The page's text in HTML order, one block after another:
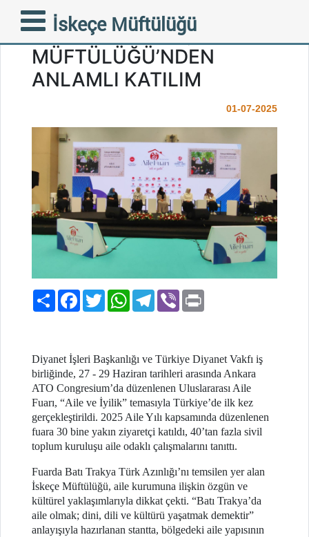
İskeçe Müftülüğü
ULUSLARARASI AİLE
FUARI’NDA İSKEÇE
MÜFTÜLÜĞÜ’NDEN
ANLAMLI KATILIM
01-07-2025
PaylaşFacebook
TwitterWhatsAppTelegram
Viber
Diyanet İşleri Başkanlığı ve Türkiye Diyanet Vakfı iş
birliğinde, 27 - 29 Haziran tarihleri arasında Ankara
ATO Congresium’da düzenlenen Uluslararası Aile
Fuarı, “Aile ve İyilik” temasıyla Türkiye’de ilk kez
gerçekleştirildi. 2025 Aile Yılı kapsamında düzenlenen
fuara 30 bine yakın ziyaretçi katıldı, 40’tan fazla sivil
toplum kuruluşu aile odaklı çalışmalarını tanıttı.
Fuarda Batı Trakya Türk Azınlığı’nı temsilen yer alan
İskeçe Müftülüğü, aile kurumuna ilişkin özgün ve
kültürel yaklaşımlarıyla dikkat çekti. “Batı Trakya’da
aile olmak; dini, dili ve kültürü yaşatmak demektir”
anlayışıyla hazırlanan stantta, bölgedeki aile yapısının